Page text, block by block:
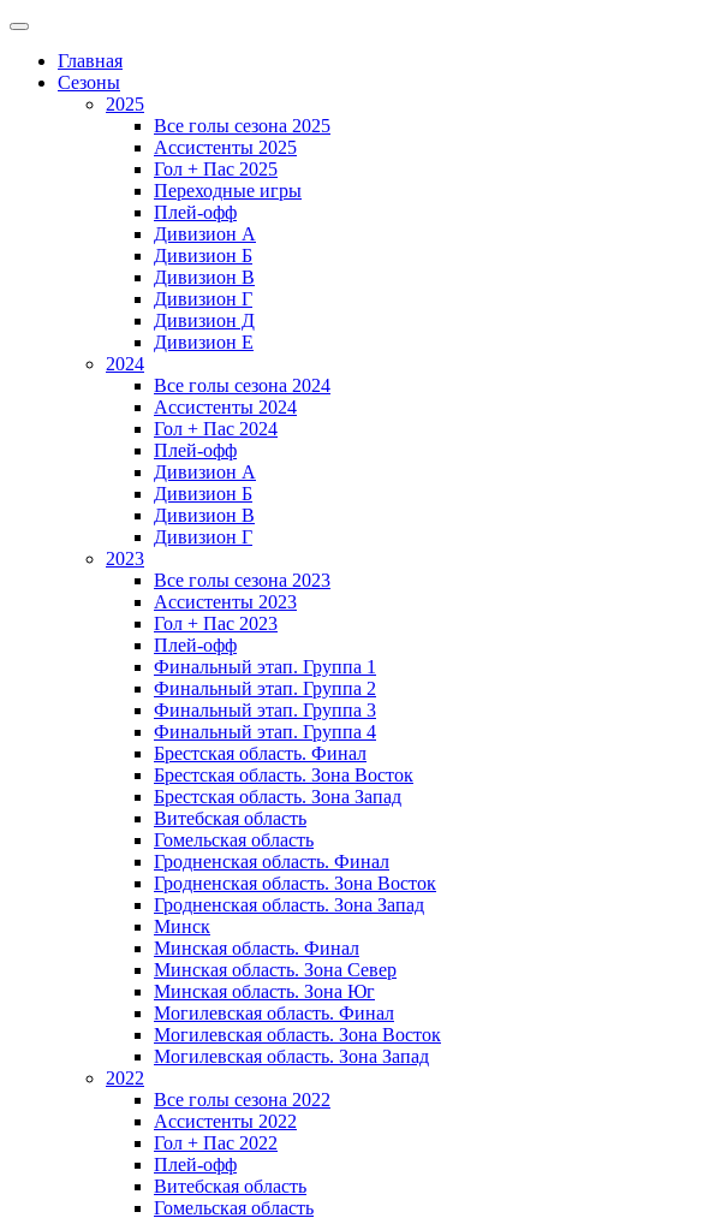
Главная
Сезоны
2025
Все голы сезона 2025
Ассистенты 2025
Гол + Пас 2025
Переходные игры
Плей-офф
Дивизион A
Дивизион Б
Дивизион В
Дивизион Г
Дивизион Д
Дивизион Е
2024
Все голы сезона 2024
Ассистенты 2024
Гол + Пас 2024
Плей-офф
Дивизион A
Дивизион Б
Дивизион В
Дивизион Г
2023
Все голы сезона 2023
Ассистенты 2023
Гол + Пас 2023
Плей-офф
Финальный этап. Группа 1
Финальный этап. Группа 2
Финальный этап. Группа 3
Финальный этап. Группа 4
Брестская область. Финал
Брестская область. Зона Восток
Брестская область. Зона Запад
Витебская область
Гомельская область
Гродненская область. Финал
Гродненская область. Зона Восток
Гродненская область. Зона Запад
Минск
Минская область. Финал
Минская область. Зона Север
Минская область. Зона Юг
Могилевская область. Финал
Могилевская область. Зона Восток
Могилевская область. Зона Запад
2022
Все голы сезона 2022
Ассистенты 2022
Гол + Пас 2022
Плей-офф
Витебская область
Гомельская область